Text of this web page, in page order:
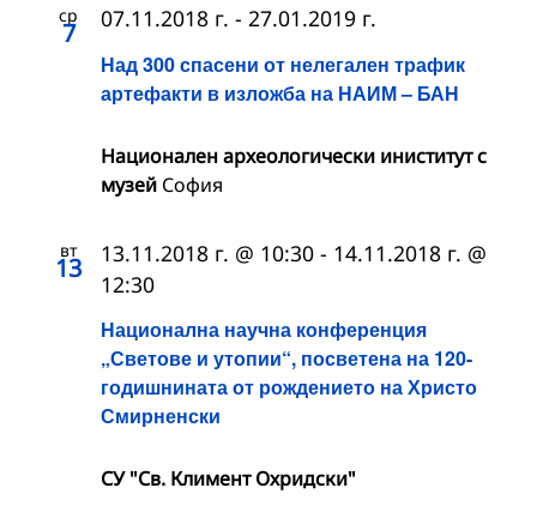
ср
7
Над 300 спасени от нелегален трафик
артефакти в изложба на НАИМ – БАН
07.11.2018 г. - 27.01.2019 г.
Национален археологически иниститут с
музей София
вт
13
Национална научна конференция
„Светове и утопии“, посветена на 120-
годишнината от рождението на Христо
Смирненски
13.11.2018 г. @ 10:30 - 14.11.2018 г. @
12:30
СУ "Св. Климент Охридски"